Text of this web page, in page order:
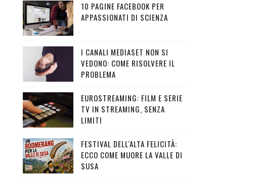
10 PAGINE FACEBOOK PER
APPASSIONATI DI SCIENZA
I CANALI MEDIASET NON SI
VEDONO: COME RISOLVERE IL
PROBLEMA
EUROSTREAMING: FILM E SERIE
TV IN STREAMING, SENZA
LIMITI
FESTIVAL DELL'ALTA FELICITÀ:
ECCO COME MUORE LA VALLE DI
SUSA